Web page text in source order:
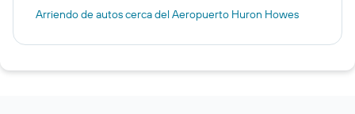
Arriendo de autos cerca del Aeropuerto Huron Howes